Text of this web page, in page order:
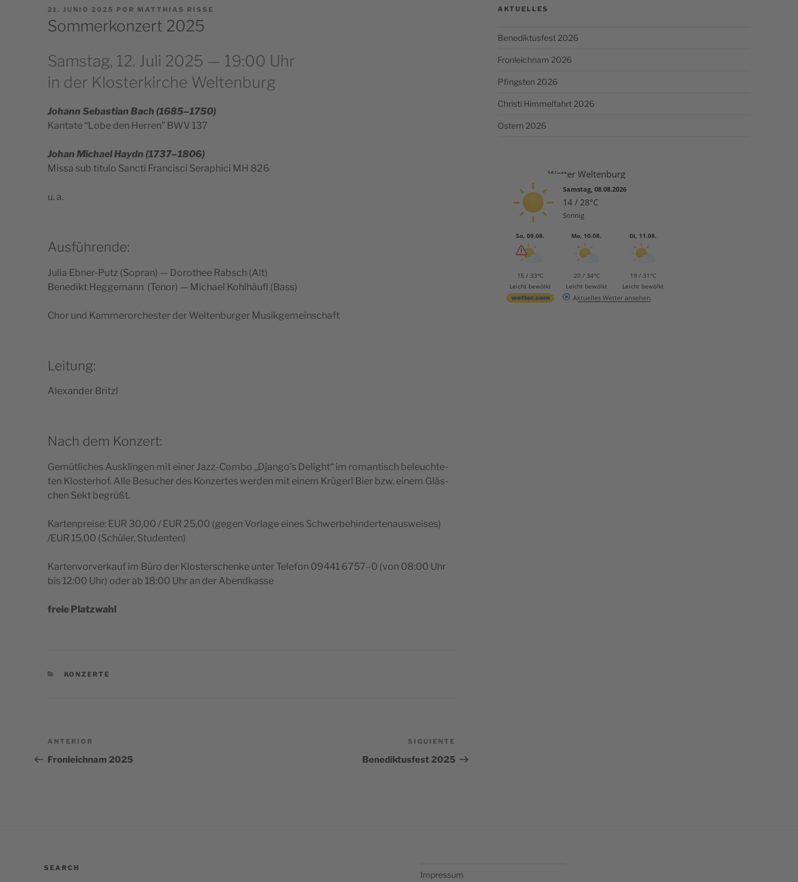
PUBLICADO
EL
21. JUNIO 2025 POR MATTHIAS RISSE
Sommerkonzert 2025
Samstag, 12. Juli 2025 — 19:00 Uhr
in der Klosterkirche Weltenburg
Johann Sebas­tian Bach (1685–1750)
Kan­ta­te “Lobe den Herren” BWV 137
Johan Michael Haydn (1737–1806)
Mis­sa sub titu­lo Sanc­ti Fran­cis­ci Seraphi­ci MH 826
u. a.
Ausführende:
Julia Ebner-Putz (Sopran) — Dorothee Rabsch (Alt)
Bene­dikt Heg­ge­mann (Tenor) — Michael Kohlhäufl (Bass)
Chor und Kam­me­ror­ches­ter der Wel­ten­bur­ger Musikgemeinschaft
Leitung:
Ale­xan­der Britzl
Nach dem Konzert:
Gemütli­ches Aus­klin­gen mit einer Jazz-Com­bo „Django’s Delight“ im roman­tisch beleuch­te­
ten Klos­terhof. Alle Besu­cher des Kon­zer­tes wer­den mit einem Krü­gerl Bier bzw. einem Gläs­
chen Sekt begrüßt.
Kar­ten­prei­se: EUR 30,00 / EUR 25,00 (gegen Vor­la­ge eines Sch­wer­behin­der­te­naus­wei­ses)
/EUR 15,00 (Schü­ler, Studenten)
Kar­ten­vor­ver­kauf im Büro der Klos­ters­chen­ke unter Tele­fon 09441 6757–0 (von 08:00 Uhr
bis 12:00 Uhr) oder ab 18:00 Uhr an der Abendkasse
freie Platz­wahl
CATEGORÍAS
KONZERTE
Navegación
de
Entrada
anterior:
ANTERIOR
Fronleichnam 2025
entrada
SIGUIENTE
Benediktusfest 2025
AKTUELLES
Benediktusfest 2026
Fronleichnam 2026
Pfingsten 2026
Christi Himmelfahrt 2026
Ostern 2026
Wetter Weltenburg
Samstag, 08.08.2026
14 / 28°C
Sonnig
So, 09.08.
15 / 33°C
Leicht bewölkt
Mo, 10.08.
20 / 34°C
Leicht bewölkt
Di, 11.08.
19 / 31°C
Leicht bewölkt
Aktuelles Wetter ansehen
SEARCH
Impressum